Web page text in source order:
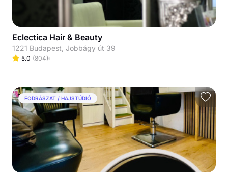
Eclectica Hair & Beauty
1221 Budapest, Jobbágy út 39
5.0 (804)
FODRÁSZAT / HAJSTÚDIÓ